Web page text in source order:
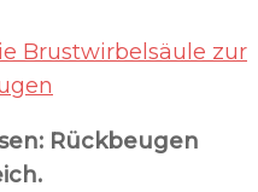
Brustwirbelsäule zur
Rückbeugen